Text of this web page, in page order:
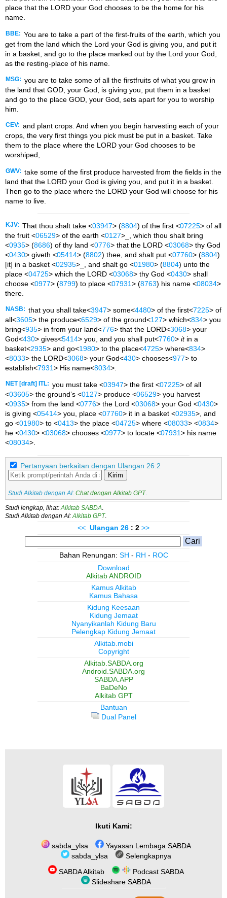
place that the LORD your God chooses to be the home for his
name.
BBE: You are to take a part of the first-fruits of the earth, which you
get from the land which the Lord your God is giving you, and put it
in a basket, and go to the place marked out by the Lord your God,
as the resting-place of his name.
MSG: you are to take some of all the firstfruits of what you grow in
the land that GOD, your God, is giving you, put them in a basket
and go to the place GOD, your God, sets apart for you to worship
him.
CEV: and plant crops. And when you begin harvesting each of your
crops, the very first things you pick must be put in a basket. Take
them to the place where the LORD your God chooses to be
worshiped,
GWV: take some of the first produce harvested from the fields in the
land that the LORD your God is giving you, and put it in a basket.
Then go to the place where the LORD your God will choose for his
name to live.
KJV: That thou shalt take <03947> (8804) of the first <07225> of all
the fruit <06529> of the earth <0127>_, which thou shalt bring
<0935> (8686) of thy land <0776> that the LORD <03068> thy God
<0430> giveth <05414> (8802) thee, and shalt put <07760> (8804)
[it] in a basket <02935>_, and shalt go <01980> (8804) unto the
place <04725> which the LORD <03068> thy God <0430> shall
choose <0977> (8799) to place <07931> (8763) his name <08034>
there.
NASB: that you shall take<3947> some<4480> of the first<7225> of
all<3605> the produce<6529> of the ground<127> which<834> you
bring<935> in from your land<776> that the LORD<3068> your
God<430> gives<5414> you, and you shall put<7760> itin a
basket<2935> and go<1980> to the place<4725> where<834>
<8033> the LORD<3068> your God<430> chooses<977> to
establish<7931> His name<8034>.
NET [draft] ITL: you must take <03947> the first <07225> of all
<03605> the ground’s <0127> produce <06529> you harvest
<0935> from the land <0776> the Lord <03068> your God <0430>
is giving <05414> you, place <07760> it in a basket <02935>, and
go <01980> to <0413> the place <04725> where <08033> <0834>
he <0430> <03068> chooses <0977> to locate <07931> his name
<08034>.
Pertanyaan berkaitan dengan Ulangan 26:2
Kirim
Studi Alkitab dengan AI: Chat dengan Alkitab GPT.
Studi lengkap, lihat: Alkitab SABDA
Studi Alkitab dengan AI: Alkitab GPT.
<< Ulangan 26 : 2 >>
Bahan Renungan: SH - RH - ROC
Download
Alkitab ANDROID
Kamus Alkitab
Kamus Bahasa
Kidung Keesaan
Kidung Jemaat
Nyanyikanlah Kidung Baru
Pelengkap Kidung Jemaat
Alkitab.mobi
Copyright
Alkitab.SABDA.org
Android.SABDA.org
SABDA.APP
BaDeNo
Alkitab GPT
Bantuan
Dual Panel
Ikuti Kami:
sabda_ylsa
Yayasan Lembaga SABDA
sabda_ylsa
Selengkapnya
SABDA Alkitab
Podcast SABDA
Slideshare SABDA